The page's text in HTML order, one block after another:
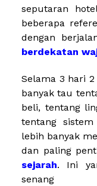
seputaran
beberapa
dengan
berdekatan
Selama 3 hari
banyak tau
beli, tentang
tentang
lebih banyak
dan paling
sejarah. Ini